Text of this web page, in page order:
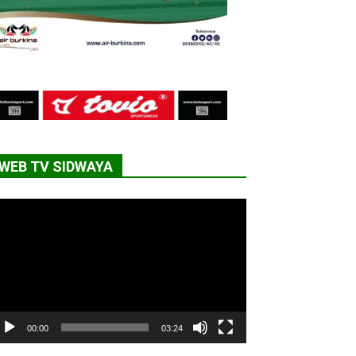
TV SIDWAYA
00:00 03:24